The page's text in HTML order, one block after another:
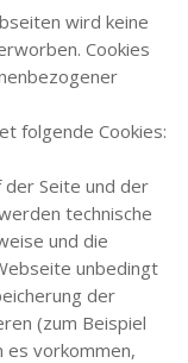
wird keine
Cookies
folgende Cookies:
der Seite und der
technische
und die
unbedingt
der
(zum Beispiel
es vorkommen,